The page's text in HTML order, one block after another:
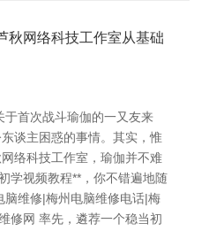
秋网络科技工作室从基础
于首次战斗瑜伽的一又友来
谈主困惑的事情。其实，惟
络科技工作室，瑜伽并不难
学视频教程**，你不错遍地随
脑维修|梅州电脑维修电话|梅
修网 率先，遴荐一个稳当初